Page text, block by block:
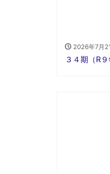
2026年7月
３４期（R